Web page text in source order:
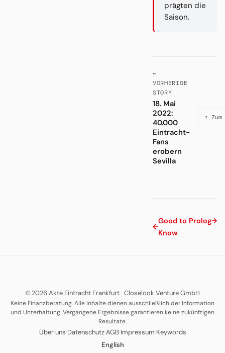
prägten die
Saison.
←
VORHERIGE
STORY
18. Mai
2022:
40.000
Eintracht-
Fans
erobern
Sevilla
↑
←
Good to
Know
Prolog→
© 2026 Akte Eintracht Frankfurt· Closelook Venture GmbH
Keine Finanzberatung. Alle Inhalte dienen ausschließlich der Information
und Unterhaltung. Vergangene Ergebnisse garantieren keine zukünftigen
Resultate.
Über uns·Datenschutz·AGB·Impressum·Keywords
English